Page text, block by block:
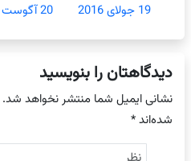
19 جولای 2016
20 آگوست 2018
دیدگاهتان را بنویسید
نشانی ایمیل شما منتشر نخواهد شد.
شده‌اند*